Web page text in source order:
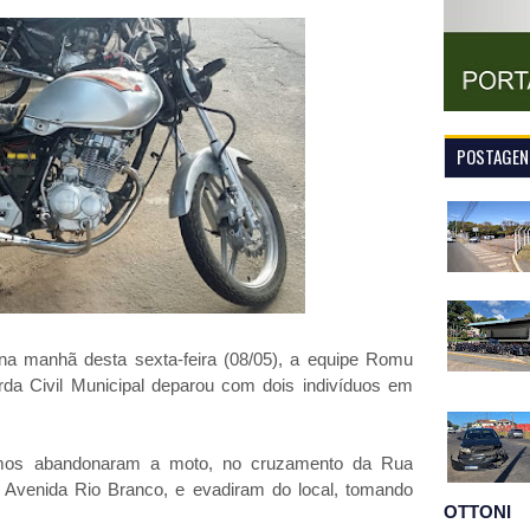
manhã desta sexta-feira (08/05), a equipe Romu
Civil Municipal deparou com dois indivíduos em
abandonaram a moto, no cruzamento da Rua
Rio Branco, e evadiram do local, tomando
OTTONI